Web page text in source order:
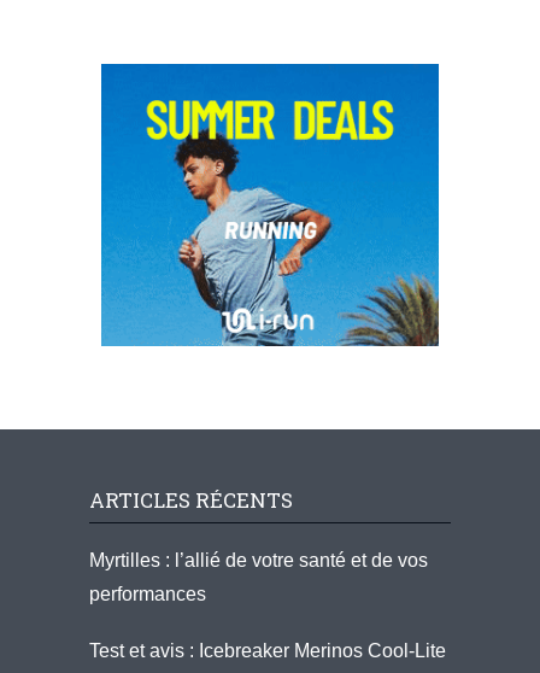
ARTICLES RÉCENTS
Myrtilles : l’allié de votre santé et de vos
performances
Test et avis : Icebreaker Merinos Cool-Lite